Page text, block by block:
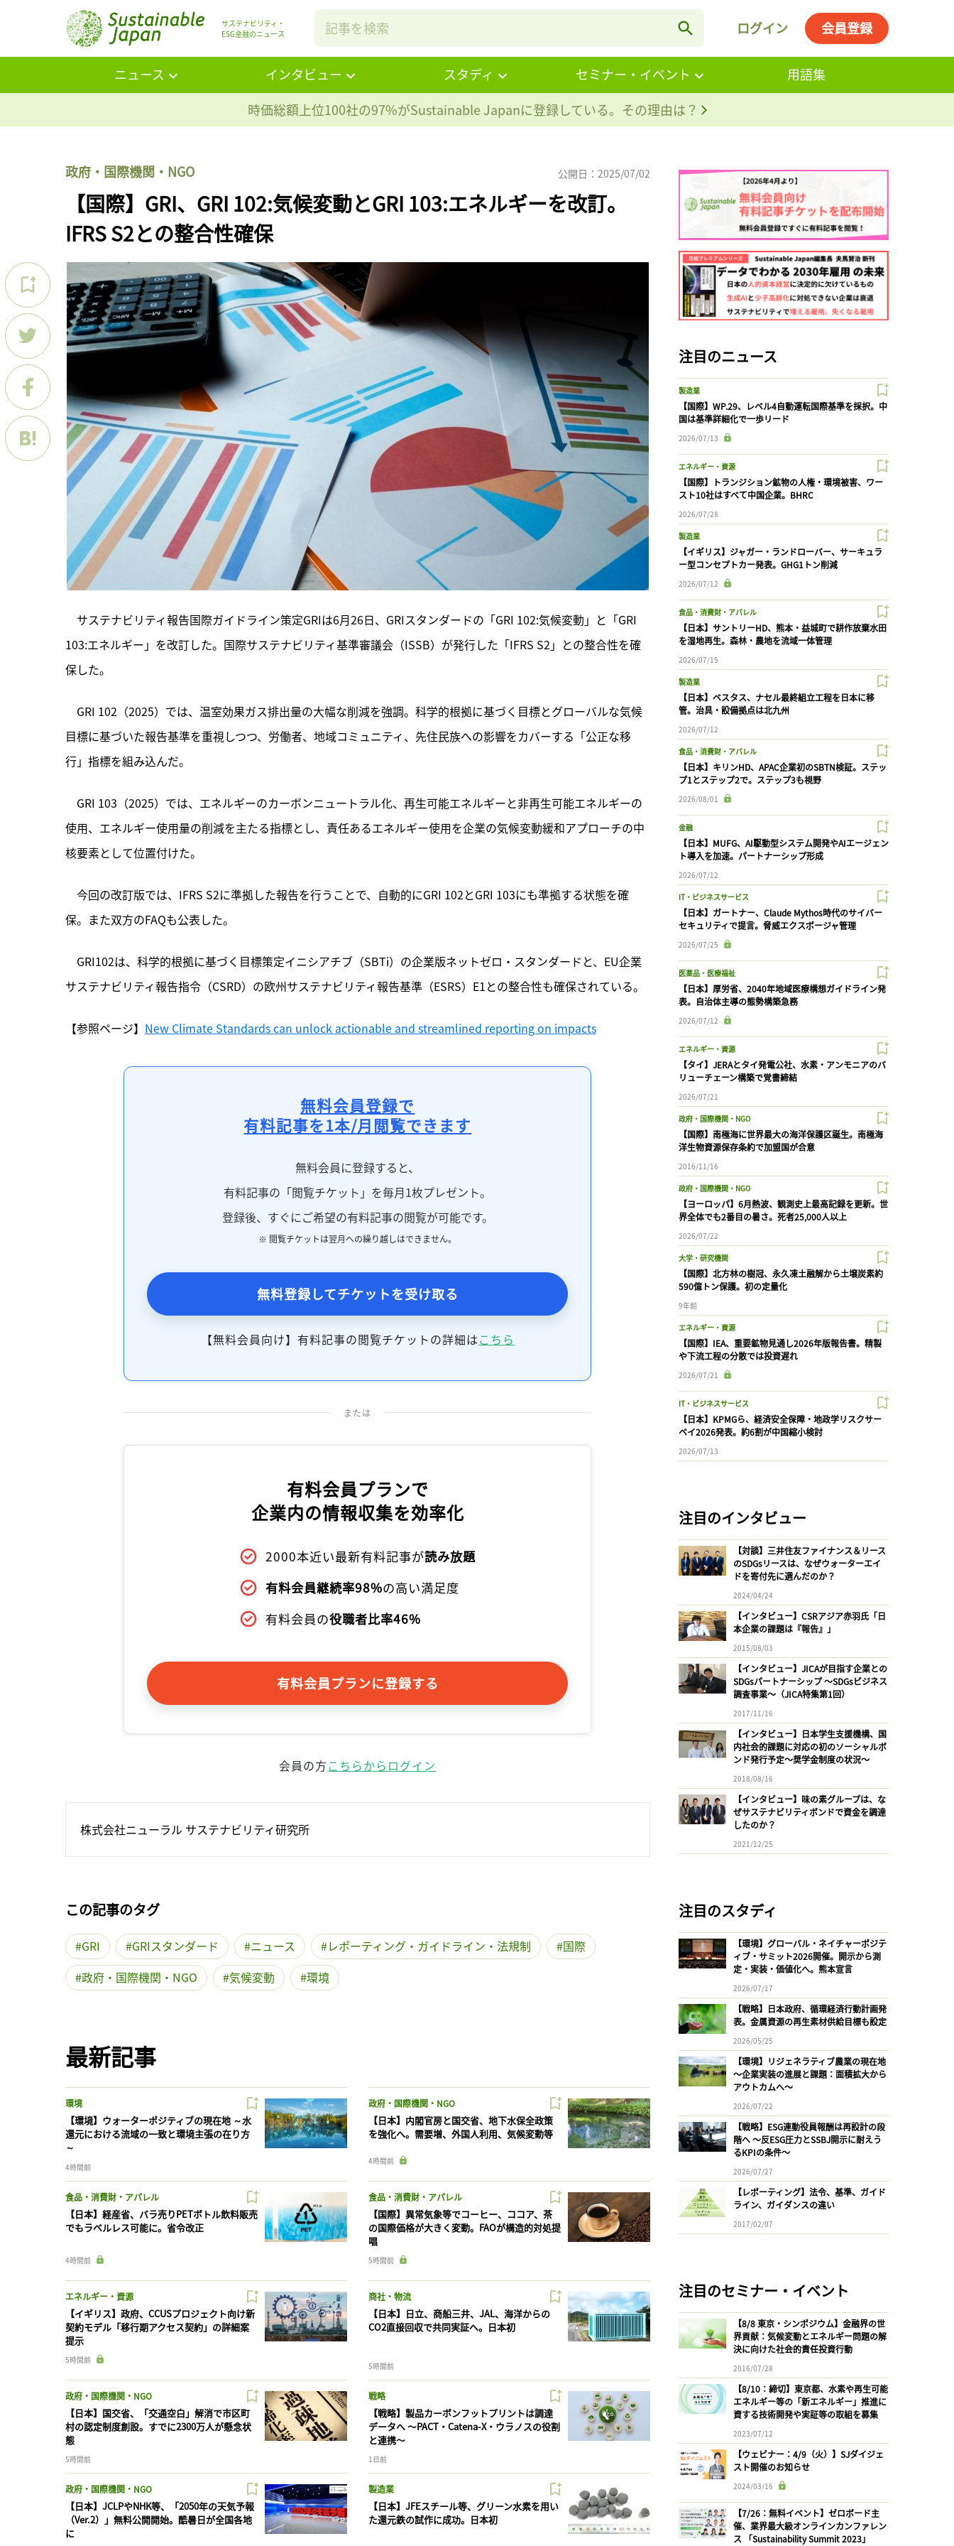
サステナビリティ・
ESG金融のニュース
ログイン 会員登録
ニュース インタビュー スタディ セミナー・イベント
用語集
時価総額上位100社の97%がSustainable Japanに登録している。その理由は？
政府・国際機関・NGO 公開日：2025/07/02
【国際】GRI、GRI 102:気候変動とGRI 103:エネルギーを改訂。
IFRS S2との整合性確保
サステナビリティ報告国際ガイドライン策定GRIは6月26日、GRIスタンダードの「GRI 102:気候変動」と「GRI
103:エネルギー」を改訂した。国際サステナビリティ基準審議会（ISSB）が発行した「IFRS S2」との整合性を確
保した。
GRI 102（2025）では、 温室効果ガス排出量の大幅な削減を強調。科学的根拠に基づく目標とグローバルな気候
目標に基づいた報告基準を重視しつつ、労働者、地域コミュニティ、先住民族への影響をカバーする「公正な移
行」指標を組み込んだ。
GRI 103（2025）では、エネルギーのカーボンニュートラル化、再生可能エネルギーと非再生可能エネルギーの
使用、エネルギー使用量の削減を主たる指標とし、責任あるエネルギー使用を企業の気候変動緩和アプローチの中
核要素として位置付けた。
今回の改訂版では、IFRS S2に準拠した報告を行うことで、自動的にGRI 102とGRI 103にも準拠する状態を確
保。また双方のFAQも公表した。
GRI102は、科学的根拠に基づく目標策定イニシアチブ（SBTi）の企業版ネットゼロ・スタンダードと、EU企業
サステナビリティ報告指令（CSRD）の欧州サステナビリティ報告基準（ESRS）E1との整合性も確保されている。
【参照ページ】 New Climate Standards can unlock actionable and streamlined reporting on impacts
無料会員登録で
有料記事を1本/月閲覧できます
無料会員に登録すると、
有料記事の「閲覧チケット」を毎月1枚プレゼント。
登録後、すぐにご希望の有料記事の閲覧が可能です。
※ 閲覧チケットは翌月への繰り越しはできません。
無料登録してチケットを受け取る
【無料会員向け】有料記事の閲覧チケットの詳細はこちら
または
有料会員プランで
企業内の情報収集を効率化
2000本近い最新有料記事が読み放題
有料会員継続率98%の高い満足度
有料会員の役職者比率46%
有料会員プランに登録する
会員の方こちらからログイン
株式会社ニューラル サステナビリティ研究所
この記事のタグ
GRI GRIスタンダード ニュース レポーティング・ガイドライン・法規制
国際
政府・国際機関・NGO
気候変動 環境
最新記事
環境
【環境】ウォーターポジティブの現在地 ～水
還元における流域の一致と環境主張の在り方
～
4時間前
政府・国際機関・NGO
【日本】内閣官房と国交省、地下水保全政策
を強化へ。需要増、外国人利用、気候変動等
4時間前
食品・消費財・アパレル
【日本】経産省、バラ売りPETボトル飲料販売
でもラベルレス可能に。省令改正
4時間前
食品・消費財・アパレル
【国際】異常気象等でコーヒー、ココア、茶
の国際価格が大きく変動。FAOが構造的対処提
唱
5時間前
エネルギー・資源
【イギリス】政府、CCUSプロジェクト向け新
契約モデル「移行期アクセス契約」の詳細案
提示
5時間前
商社・物流
【日本】日立、商船三井、JAL、海洋からの
CO2直接回収で共同実証へ。日本初
5時間前
政府・国際機関・NGO
【日本】国交省、「交通空白」解消で市区町
村の認定制度創設。すでに2300万人が懸念状
態
5時間前
戦略
【戦略】製品カーボンフットプリントは調達
データへ 〜PACT・Catena-X・ウラノスの役割
と連携〜
1日前
政府・国際機関・NGO
【日本】JCLPやNHK等、「2050年の天気予報
（Ver.2）」無料公開開始。酷暑日が全国各地
に
製造業
【日本】JFEスチール等、グリーン水素を用い
た還元鉄の試作に成功。日本初
注目のニュース
製造業
【国際】WP.29、レベル4自動運転国際基準を採択。中
国は基準詳細化で一歩リード
2026/07/13
エネルギー・資源
【国際】トランジション鉱物の人権・環境被害、ワー
スト10社はすべて中国企業。BHRC
2026/07/28
製造業
【イギリス】ジャガー・ランドローバー、サーキュラ
ー型コンセプトカー発表。GHG1トン削減
2026/07/12
食品・消費財・アパレル
【日本】サントリーHD、熊本・益城町で耕作放棄水田
を湿地再生。森林・農地を流域一体管理
2026/07/15
製造業
【日本】ベスタス、ナセル最終組立工程を日本に移
管。治具・設備拠点は北九州
2026/07/12
食品・消費財・アパレル
【日本】キリンHD、APAC企業初のSBTN検証。ステッ
プ1とステップ2で。ステップ3も視野
2026/08/01
金融
【日本】MUFG、AI駆動型システム開発やAIエージェン
ト導入を加速。パートナーシップ形成
2026/07/12
IT・ビジネスサービス
【日本】ガートナー、Claude Mythos時代のサイバー
セキュリティで提言。脅威エクスポージャ管理
2026/07/25
医薬品・医療福祉
【日本】厚労省、2040年地域医療構想ガイドライン発
表。自治体主導の態勢構築急務
2026/07/12
エネルギー・資源
【タイ】JERAとタイ発電公社、水素・アンモニアのバ
リューチェーン構築で覚書締結
2026/07/21
政府・国際機関・NGO
【国際】南極海に世界最大の海洋保護区誕生。南極海
洋生物資源保存条約で加盟国が合意
2016/11/16
政府・国際機関・NGO
【ヨーロッパ】6月熱波、観測史上最高記録を更新。世
界全体でも2番目の暑さ。死者25,000人以上
2026/07/22
大学・研究機関
【国際】北方林の樹冠、永久凍土融解から土壌炭素約
590億トン保護。初の定量化
9年前
エネルギー・資源
【国際】IEA、重要鉱物見通し2026年版報告書。精製
や下流工程の分散では投資遅れ
2026/07/21
IT・ビジネスサービス
【日本】KPMGら、経済安全保障・地政学リスクサー
ベイ2026発表。約6割が中国縮小検討
2026/07/13
注目のインタビュー
【対談】三井住友ファイナンス＆リース
のSDGsリースは、なぜウォーターエイ
ドを寄付先に選んだのか？
2024/04/24
【インタビュー】CSRアジア赤羽氏「日
本企業の課題は『報告』」
2015/08/03
【インタビュー】JICAが目指す企業との
SDGsパートナーシップ 〜SDGsビジネス
調査事業〜（JICA特集第1回）
2017/11/16
【インタビュー】日本学生支援機構、国
内社会的課題に対応の初のソーシャルボ
ンド発行予定〜奨学金制度の状況〜
2018/08/16
【インタビュー】味の素グループは、な
ぜサステナビリティボンドで資金を調達
したのか？
2021/12/25
注目のスタディ
【環境】グローバル・ネイチャーポジテ
ィブ・サミット2026開催。開示から測
定・実装・価値化へ。熊本宣言
2026/07/17
【戦略】日本政府、循環経済行動計画発
表。金属資源の再生素材供給目標も設定
2026/05/25
【環境】リジェネラティブ農業の現在地
〜企業実装の進展と課題：面積拡大から
アウトカムへ〜
2026/07/22
【戦略】ESG連動役員報酬は再設計の段
階へ 〜反ESG圧力とSSBJ開示に耐えう
るKPIの条件〜
2026/07/27
【レポーティング】法令、基準、ガイド
ライン、ガイダンスの違い
2017/02/07
注目のセミナー・イベント
【8/8 東京・シンポジウム】金融界の世
界貢献：気候変動とエネルギー問題の解
決に向けた社会的責任投資行動
2016/07/28
【8/10：締切】東京都、水素や再生可能
エネルギー等の「新エネルギー」推進に
資する技術開発や実証等の取組を募集
2023/07/12
【ウェビナー：4/9（火）】SJダイジェ
スト開催のお知らせ
2024/03/16
【7/26：無料イベント】ゼロボード主
催、業界最大級オンラインカンファレン
ス 「Sustainability Summit 2023」
ログインが必要です
ログイン 会員登録